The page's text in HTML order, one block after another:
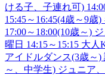
ける子、子連れ可)
15:45～16:45(4歳～9
17:00～18:00(10歳～)
曜日 14:15～15:15 大人
アイドルダンス(3歳～)
～、中学生) ジュニア